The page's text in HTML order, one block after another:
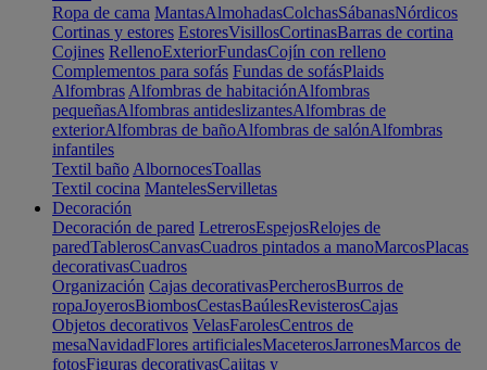
Ropa de cama MantasAlmohadasColchasSábanasNórdicos
Cortinas y estores EstoresVisillosCortinasBarras de cortina
Cojines RellenoExteriorFundasCojín con relleno
Complementos para sofás Fundas de sofásPlaids
Alfombras Alfombras de habitaciónAlfombras
pequeñasAlfombras antideslizantesAlfombras de
exteriorAlfombras de bañoAlfombras de salónAlfombras
infantiles
Textil baño AlbornocesToallas
Textil cocina MantelesServilletas
Decoración
Decoración de pared LetrerosEspejosRelojes de
paredTablerosCanvasCuadros pintados a manoMarcosPlacas
decorativasCuadros
Organización Cajas decorativasPercherosBurros de
ropaJoyerosBiombosCestasBaúlesRevisterosCajas
Objetos decorativos VelasFarolesCentros de
mesaNavidadFlores artificialesMaceterosJarronesMarcos de
fotosFiguras decorativasCajitas y